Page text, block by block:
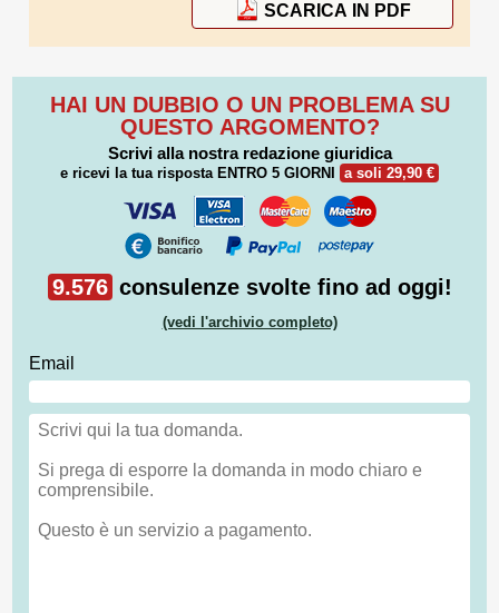
SCARICA IN PDF
HAI UN DUBBIO O UN PROBLEMA SU
QUESTO ARGOMENTO?
Scrivi alla nostra redazione giuridica
e ricevi la tua risposta ENTRO 5 GIORNI a soli 29,90 €
9.576 consulenze svolte fino ad oggi!
(vedi l'archivio completo)
Email